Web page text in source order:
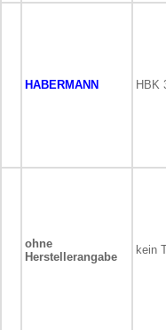
HABERMANN HBK
ohne
Herstellerangabe
kein